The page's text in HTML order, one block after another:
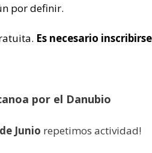
por definir.
Es necesario
por el Danubio
de Junio repetimos actividad!